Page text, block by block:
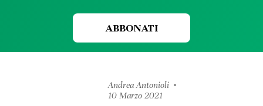
ABBONATI
Andrea Antonioli
10 Marzo 2021